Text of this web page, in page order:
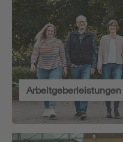
Arbeitgeberleistungen